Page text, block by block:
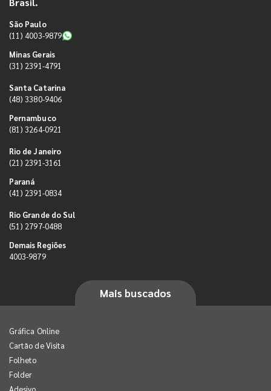
São Paulo
(11) 4003-9879
Minas Gerais
(31) 2391-4791
Santa Catarina
(48) 3380-9406
Pernambuco
(81) 3264-0921
Rio de Janeiro
(21) 2391-3161
Paraná
(41) 2391-0834
Rio Grande do Sul
(51) 2797-0488
Demais Regiões
4003-9879
Mais buscados
Gráfica Online
Cartão de Visita
Folheto
Folder